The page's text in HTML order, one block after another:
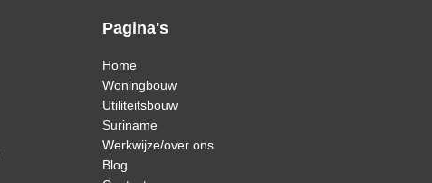
Pagina's
Home
Woningbouw
Utiliteitsbouw
Suriname
Werkwijze/over ons
Blog